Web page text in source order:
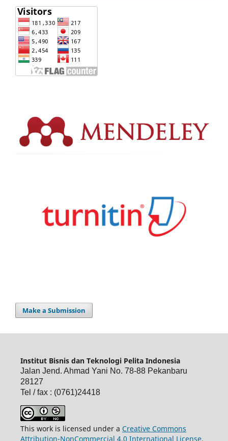
Make a Submission
Institut Bisnis dan Teknologi Pelita Indonesia
Jalan Jend. Ahmad Yani No. 78-88 Pekanbaru
28127
Tel / fax : (0761)24418
This work is licensed under a Creative Commons
Attribution-NonCommercial 4.0 International License.